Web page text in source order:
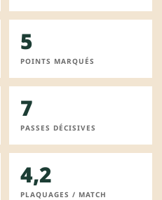
5
POINTS MARQUÉS
7
PASSES DÉCISIVES
4,2
PLAQUAGES / MATCH